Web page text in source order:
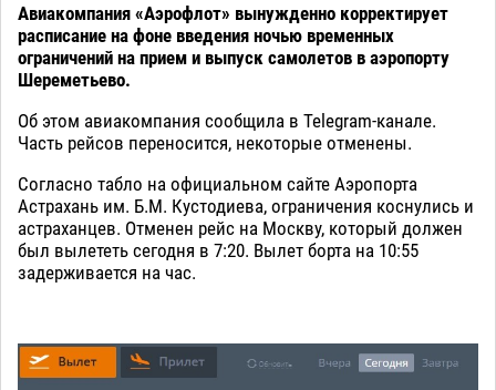
Авиакомпания «Аэрофлот» вынужденно корректирует
расписание на фоне введения ночью временных
ограничений на прием и выпуск самолетов в аэропорту
Шереметьево.
Об этом авиакомпания сообщила в Telegram-канале.
Часть рейсов переносится, некоторые отменены.
Согласно табло на официальном сайте Аэропорта
Астрахань им. Б.М. Кустодиева, ограничения коснулись и
астраханцев. Отменен рейс на Москву, который должен
был вылететь сегодня в 7:20. Вылет борта на 10:55
задерживается на час.